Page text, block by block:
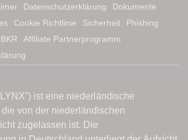
Datenschutzerklärung
Dokumente
Cookie Richtlinie Sicherheit
Phishing
Affiliate Partnerprogramm